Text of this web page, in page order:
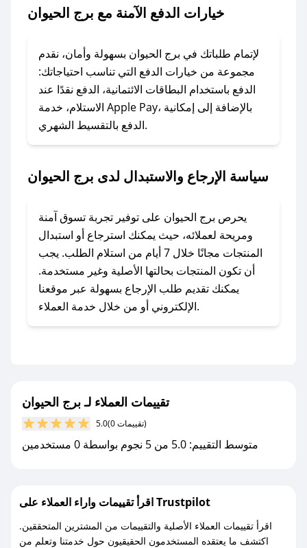
لا تقلق! يمكنك التواصل مع فريق دعم صحصح عبر
الرسائل الخاصة على تويتر أو البريد الإلكتروني،
وسنقوم بحل المشكلة في أسرع وقت ممكن.
### ماذا أفعل إذا لم أجد كود خصم لمتجري
المفضل؟
مراسلتنا مباشرة وسنعمل على توفير الكوبونات في
### كيف تحصل على كوبونات خصم حصرية من
برج الحيوان؟
للحصول على كوبونات وخصومات حصرية، قم بما
يلي:
- اضغط على أيقونة متابعة لمتجر برج الحيوان في
جديد.
مع صحصح، تسوق بذكاء ووفّر على كل مشترياتك مع
كوبونات خصم حصرية من برج الحيوان!
خيارات الدفع الآمنة مع برج الحيوان
لإتمام طلباتك في برج الحيوان بسهولة وأمان، نقدم
مجموعة من خيارات الدفع التي تناسب احتياجاتك:
الدفع باستخدام البطاقات الائتمانية، الدفع نقدًا عند
الاستلام، خدمة Apple Pay، بالإضافة إلى إمكانية
الدفع بالتقسيط الشهري.
سياسة الإرجاع والاستبدال لدى برج الحيوان
يحرص برج الحيوان على توفير تجربة تسوق آمنة
ومريحة لعملائه، حيث يمكنك استرجاع أو استبدال
المنتجات مجانًا خلال 7 أيام من استلام الطلب. يجب
أن تكون المنتجات بحالتها الأصلية وغير مستخدمة.
يمكنك تقديم طلب الإرجاع بسهولة عبر موقعنا
الإلكتروني أو من خلال خدمة العملاء.
تقييمات العملاء لـ برج الحيوان
5.0 (0 تقييمات)
متوسط التقييم: 5.0 من 5 نجوم بواسطة 0 مستخدمين
اقرأ تقييمات واراء العملاء على Trustpilot
اقرأ تقييمات العملاء الأصلية والتقييمات من المشترين المتحققين.
اكتشف ما يعتقده المستخدمون الحقيقيون حول خدمتنا وتعلم من